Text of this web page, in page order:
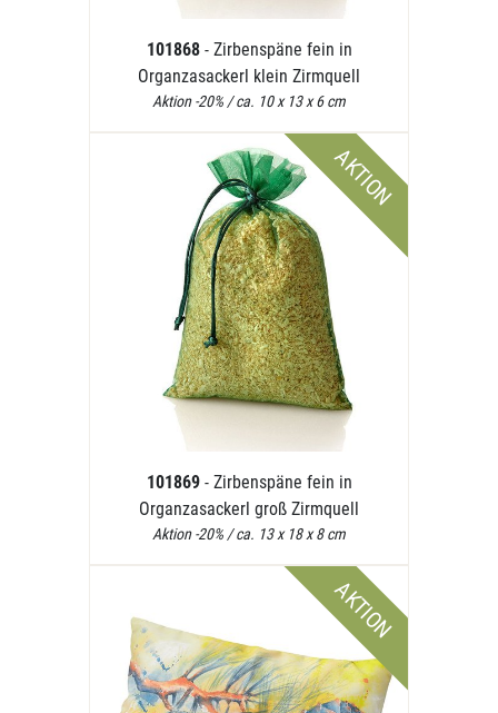
101868 - Zirbenspäne fein in
Organzasackerl klein Zirmquell
Aktion -20% / ca. 10 x 13 x 6 cm
AKTION
101869 - Zirbenspäne fein in
Organzasackerl groß Zirmquell
Aktion -20% / ca. 13 x 18 x 8 cm
AKTION